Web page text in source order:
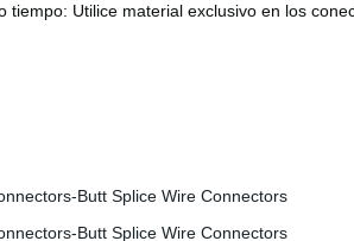
Utilice material exclusivo en los